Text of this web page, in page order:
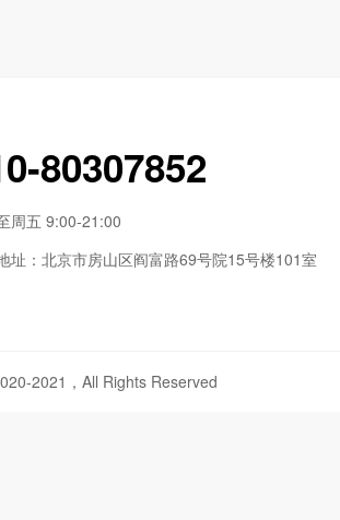
80307852
周五 9:00-21:00
址：北京市房山区阎富路69号院15号楼101室
2021，All Rights Reserved